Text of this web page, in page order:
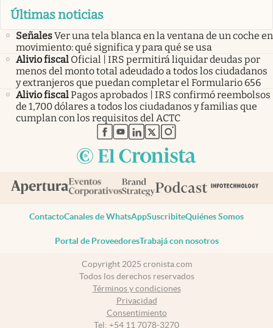
Últimas noticias
SeñalesVer una tela blanca en la ventana de un coche en
movimiento: qué significa y para qué se usa
Alivio fiscal Oficial | IRS permitirá liquidar deudas por
menos del monto total adeudado a todos los ciudadanos
y extranjeros que puedan completar el Formulario 656
Alivio fiscalPagos aprobados | IRS confirmó reembolsos
de 1,700 dólares a todos los ciudadanos y familias que
cumplan con los requisitos del ACTC
abre en nueva pestaña
abre en nueva pestaña
abre en nueva pestaña
abre en nueva pestaña
abre en nueva pestaña
ContactoCanales de WhatsAppSuscribiteQuiénes Somos
Portal de ProveedoresTrabajá con nosotros
Copyright 2025 cronista.com
Todos los derechos reservados
Términos y condiciones
Privacidad
Consentimiento
Tel: +54 11 7078-3270